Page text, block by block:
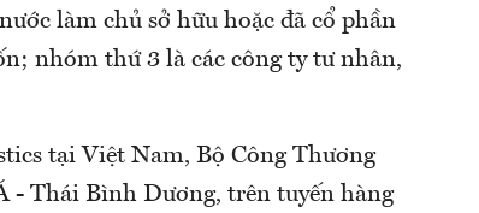
làm chủ sở hữu hoặc đã cổ phần
nhóm thứ 3 là các công ty tư nhân,
tại Việt Nam, Bộ Công Thương
- Thái Bình Dương, trên tuyến hàng